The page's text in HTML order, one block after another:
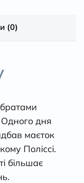
(0)
Одного дня
маєток
Поліссі.
більшає